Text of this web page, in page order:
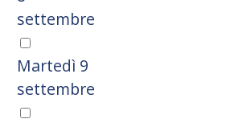
settembre
Martedì 9
settembre